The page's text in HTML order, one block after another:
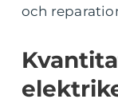
och